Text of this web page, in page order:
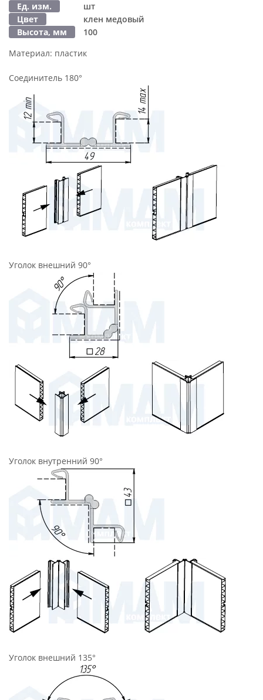
Ед. изм.
шт
Цвет
клен медовый
Высота, мм
100
Материал: пластик
Соединитель 180°
Уголок внешний 90°
Уголок внутренний 90°
Уголок внешний 135°